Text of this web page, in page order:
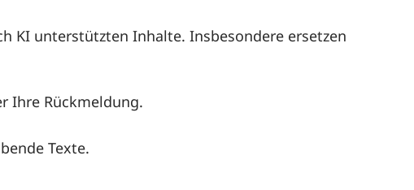
KI unterstützten Inhalte. Insbesondere ersetzen
Ihre Rückmeldung.
Texte.